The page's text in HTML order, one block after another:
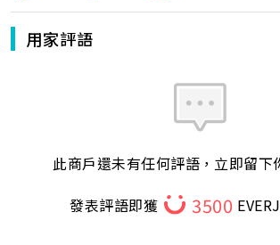
用家評語
此商戶還未有任何評語，立即留下
發表評語即獲
3500